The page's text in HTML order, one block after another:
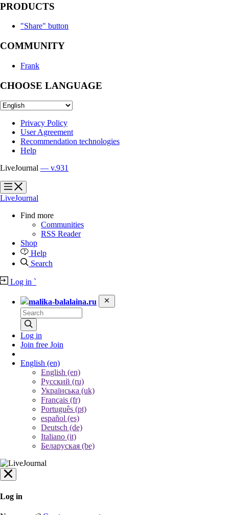
PRODUCTS
"Share" button
COMMUNITY
Frank
CHOOSE LANGUAGE
Privacy Policy
User Agreement
Recommendation technologies
Help
LiveJournal — v.931
?
?
LiveJournal
Find more
Communities
RSS Reader
Shop
Help
Search
Log in `
malika-balalaina.ru
Log in
Join free Join
English (en)
English (en)
Русский (ru)
Українська (uk)
Français (fr)
Português (pt)
español (es)
Deutsch (de)
Italiano (it)
Беларуская (be)
Log in